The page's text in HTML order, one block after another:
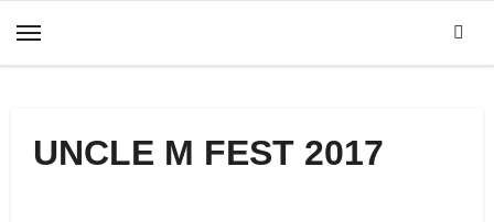
Inhalt
UNCLE M FEST 2017